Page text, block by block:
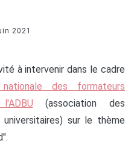
2021
à intervenir dans le cadre
nationale des formateurs
(association des
sur le thème